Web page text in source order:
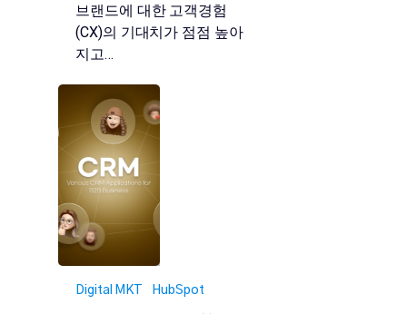
브랜드에 대한 고객경험
(CX)의 기대치가 점점 높아
지고…
Digital MKT HubSpot